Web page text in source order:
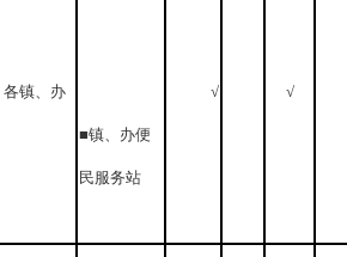
各镇、办
■镇、办便
民服务站
√ √